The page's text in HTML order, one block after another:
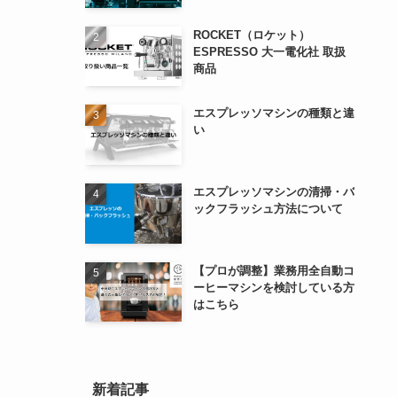
ROCKET（ロケット）
ESPRESSO 大一電化社 取扱
商品
エスプレッソマシンの種類と違
い
エスプレッソマシンの清掃・バ
ックフラッシュ方法について
【プロが調整】業務用全自動コ
ーヒーマシンを検討している方
はこちら
新着記事